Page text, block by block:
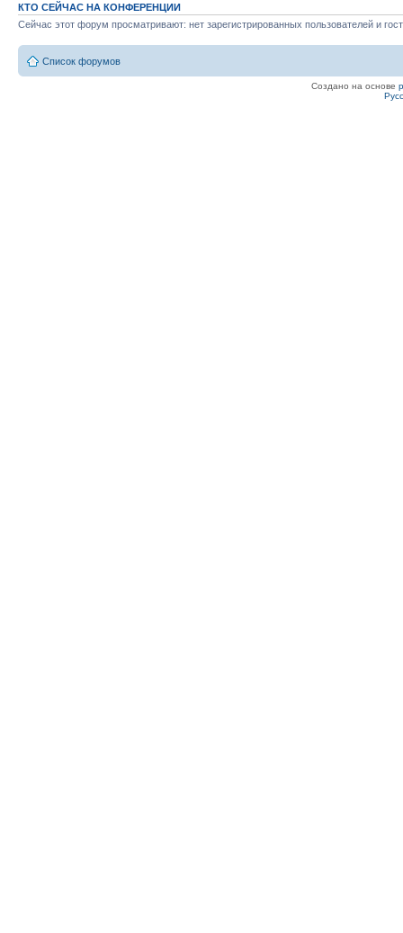
КТО СЕЙЧАС НА КОНФЕРЕНЦИИ
Сейчас этот форум просматривают: нет зарегистрированных пользователей и
Список форумов
Создано на основе